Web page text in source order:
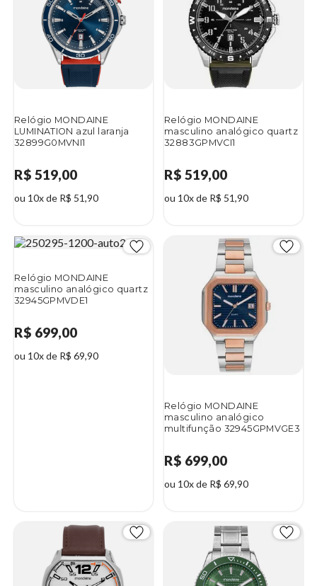
Relógio MONDAINE
LUMINATION azul laranja
32899G0MVNI1
R$ 519,00
ou 10x de R$ 51,90
Relógio MONDAINE
masculino analógico quartz
32883GPMVCI1
R$ 519,00
ou 10x de R$ 51,90
Relógio MONDAINE
masculino analógico quartz
32945GPMVDE1
R$ 699,00
ou 10x de R$ 69,90
Relógio MONDAINE
masculino analógico
multifunção 32945GPMVGE3
R$ 699,00
ou 10x de R$ 69,90